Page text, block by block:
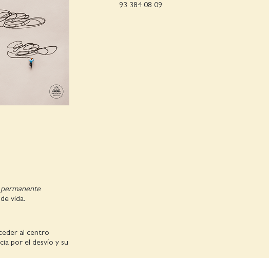
vida.
al centro
por el desvío y su
93 384 08 09